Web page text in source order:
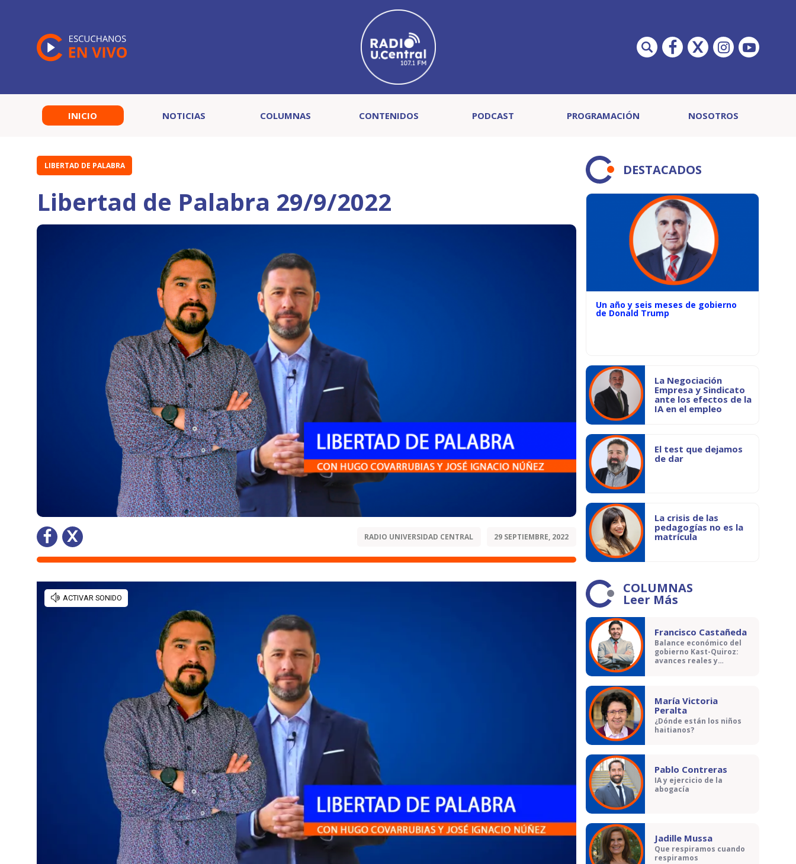
INICIO NOTICIAS COLUMNAS CONTENIDOS PODCAST PROGRAMACIÓN NOSOTROS
LIBERTAD DE PALABRA
Libertad de Palabra 29/9/2022
RADIO UNIVERSIDAD CENTRAL 29 SEPTIEMBRE, 2022
DESTACADOS
Un año y seis meses de gobierno
de Donald Trump
La Negociación
Empresa y Sindicato
ante los efectos de la
IA en el empleo
El test que dejamos
de dar
La crisis de las
pedagogías no es la
matrícula
COLUMNAS
Leer Más
Francisco Castañeda
Balance económico del
gobierno Kast-Quiroz:
avances reales y
María Victoria
Peralta
¿Dónde están los niños
haitianos?
Pablo Contreras
IA y ejercicio de la
abogacía
Jadille Mussa
Que respiramos cuando
respiramos